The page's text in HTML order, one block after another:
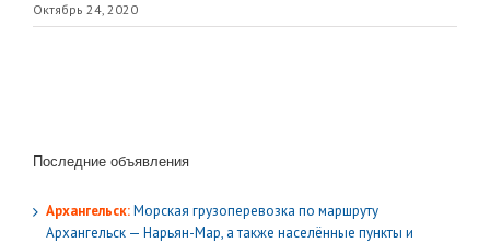
Октябрь 24, 2020
Последние объявления
Архангельск:Морская грузоперевозка по маршруту
Архангельск — Нарьян-Мар, а также населённые пункты и